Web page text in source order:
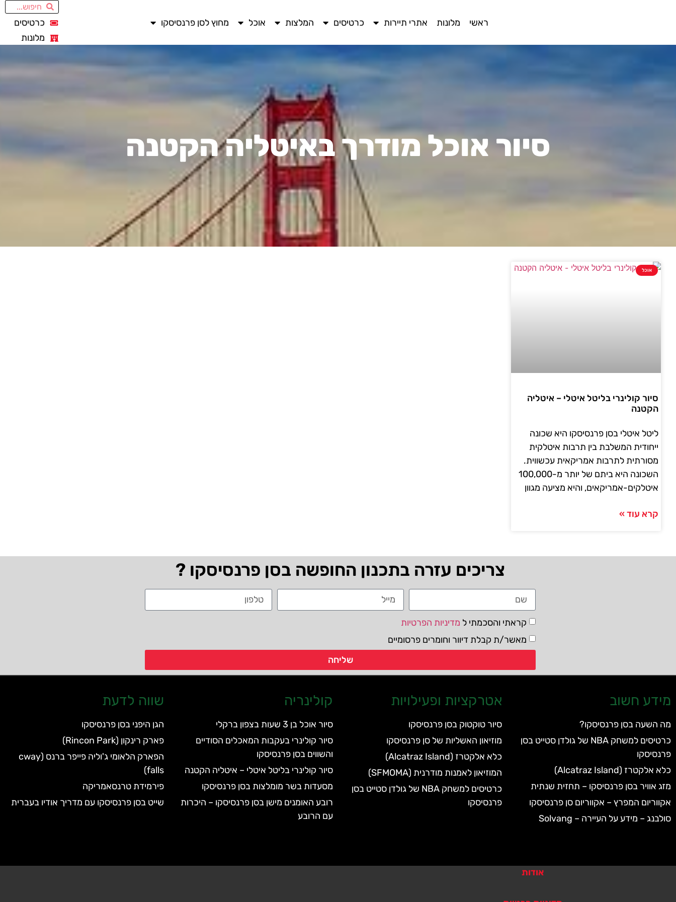
ראשי מלונות אתרי תיירות כרטיסים המלצות אוכל מחוץ לסן פרנסיסקו
כרטיסים
מלונות
סיור אוכל מודרך באיטליה הקטנה
אוכל
סיור קולינרי בליטל איטלי – איטליה
הקטנה
ליטל איטלי בסן פרנסיסקו היא שכונה
ייחודית המשלבת בין תרבות איטלקית
מסורתית לתרבות אמריקאית עכשווית.
השכונה היא ביתם של יותר מ-100,000
איטלקים-אמריקאים, והיא מציעה מגוון
קרא עוד »
צריכים עזרה בתכנון החופשה בסן פרנסיסקו ?
קראתי והסכמתי ל מדיניות הפרטיות
מאשר/ת קבלת דיוור וחומרים פרסומיים
שליחה
מידע חשוב
מה השעה בסן פרנסיסקו?
כרטיסים למשחק NBA של גולדן סטייט בסן
פרנסיסקו
כלא אלקטרז (Alcatraz Island)
מזג אוויר בסן פרנסיסקו – תחזית שנתית
אקווריום המפרץ – אקווריום סן פרנסיסקו
סולבנג – מידע על העיירה – Solvang
אטרקציות ופעילויות
סיור טוקטוק בסן פרנסיסקו
מוזיאון האשליות של סן פרנסיסקו
כלא אלקטרז (Alcatraz Island)
המוזיאון לאמנות מודרנית (SFMOMA)
כרטיסים למשחק NBA של גולדן סטייט בסן
פרנסיסקו
קולינריה
סיור אוכל בן 3 שעות בצפון ברקלי
סיור קולינרי בעקבות המאכלים הסודיים
והשווים בסן פרנסיסקו
סיור קולינרי בליטל איטלי – איטליה הקטנה
מסעדות בשר מומלצות בסן פרנסיסקו
רובע האומנים מישן בסן פרנסיסקו – היכרות
עם הרובע
שווה לדעת
הגן היפני בסן פרנסיסקו
פארק רינקון (Rincon Park)
הפארק הלאומי ג'וליה פייפר ברנס (cway
falls)
פירמידת טרנסאמריקה
שייט בסן פרנסיסקו עם מדריך אודיו בעברית
אודות